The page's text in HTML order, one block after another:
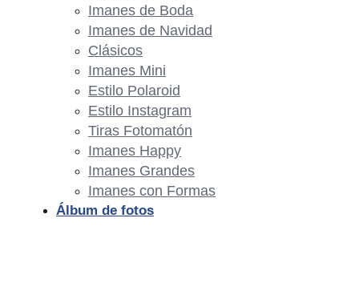
Imanes de Boda
Imanes de Navidad
Clásicos
Imanes Mini
Estilo Polaroid
Estilo Instagram
Tiras Fotomatón
Imanes Happy
Imanes Grandes
Imanes con Formas
Álbum de fotos